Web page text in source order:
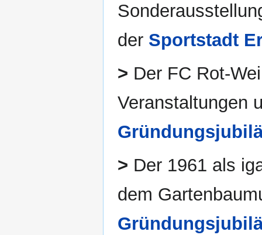
der Sportstadt
> Der FC Rot-
Veranstaltungen
> Der 1961 als
dem